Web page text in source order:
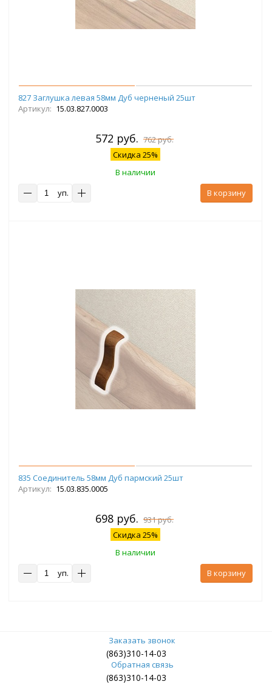
827 Заглушка левая 58мм Дуб черненый 25шт
Артикул: 15.03.827.0003
572 руб. 762 руб.
Скидка 25%
В наличии
уп.
В корзину
835 Соединитель 58мм Дуб пармский 25шт
Артикул: 15.03.835.0005
698 руб. 931 руб.
Скидка 25%
В наличии
уп.
В корзину
Заказать звонок
(863)310-14-03
Обратная связь
(863)310-14-03